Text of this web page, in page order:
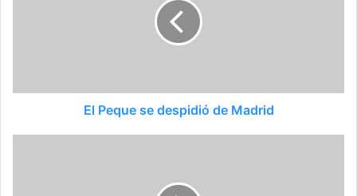
El Peque se despidió de Madrid